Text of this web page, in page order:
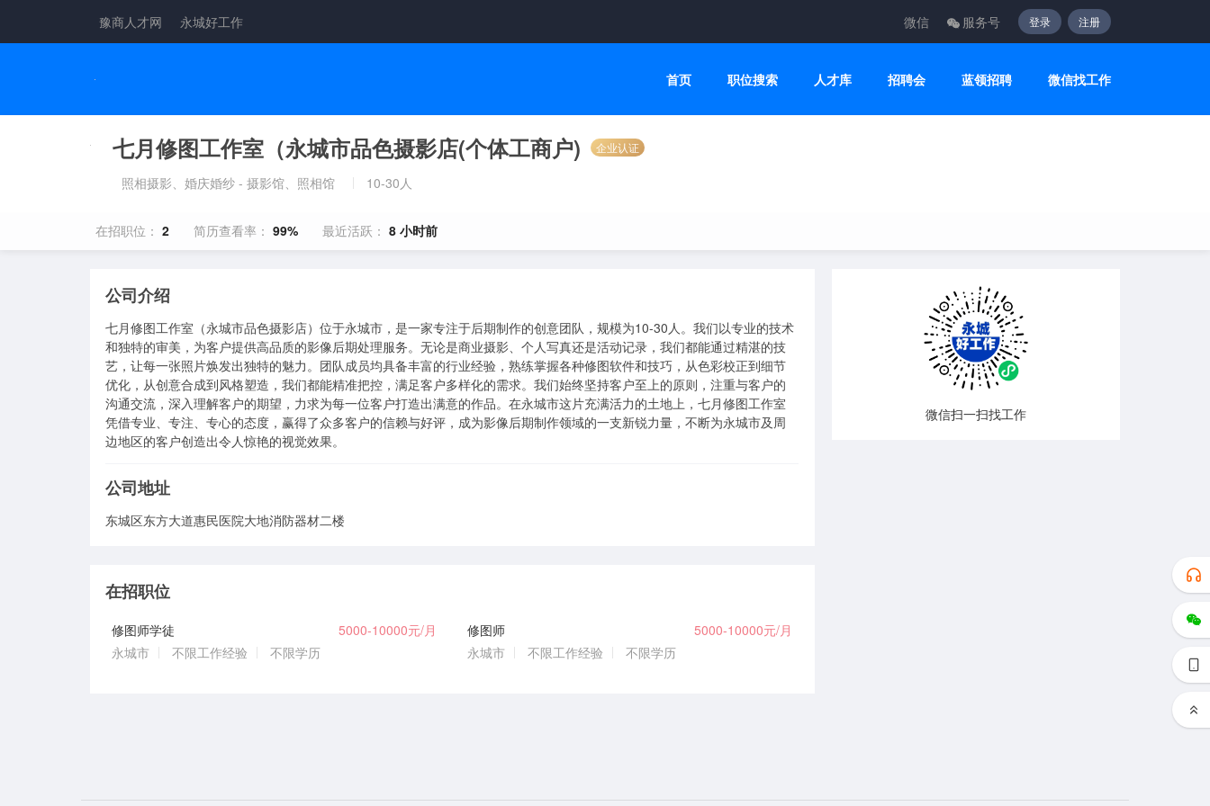
豫商人才网 永城好工作 微信 服务号 登录 注册
首页 职位搜索 人才库 招聘会 蓝领招聘 微信找工作
七月修图工作室（永城市品色摄影店(个体工商户) 企业认证
照相摄影、婚庆婚纱 - 摄影馆、照相馆 10-30人
在招职位： 2 简历查看率： 99% 最近活跃： 8 小时前
公司介绍
七月修图工作室（永城市品色摄影店）位于永城市，是一家专注于后期制作的创意团队，规模为10-30人。我们以专业的技术
和独特的审美，为客户提供高品质的影像后期处理服务。无论是商业摄影、个人写真还是活动记录，我们都能通过精湛的技
艺，让每一张照片焕发出独特的魅力。团队成员均具备丰富的行业经验，熟练掌握各种修图软件和技巧，从色彩校正到细节
优化，从创意合成到风格塑造，我们都能精准把控，满足客户多样化的需求。我们始终坚持客户至上的原则，注重与客户的
沟通交流，深入理解客户的期望，力求为每一位客户打造出满意的作品。在永城市这片充满活力的土地上，七月修图工作室
凭借专业、专注、专心的态度，赢得了众多客户的信赖与好评，成为影像后期制作领域的一支新锐力量，不断为永城市及周
边地区的客户创造出令人惊艳的视觉效果。
公司地址
东城区东方大道惠民医院大地消防器材二楼
在招职位
修图师学徒
5000-10000元/月
永城市
不限工作经验 不限学历
修图师
5000-10000元/月
永城市
不限工作经验 不限学历
微信扫一扫找工作